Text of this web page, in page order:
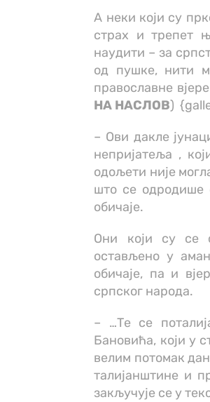
А неки који су
страх и трепет
наудити – за
од пушке, нити
православне
НА НАСЛОВ)
– Ови дакле
непријатеља ,
одољети није
што се одродише
обичаје.
Они који су се
остављено у
обичаје, па и
српског народа.
– …Те се
Бановића, који у
велим потомак
талијанштине и
закључује се у